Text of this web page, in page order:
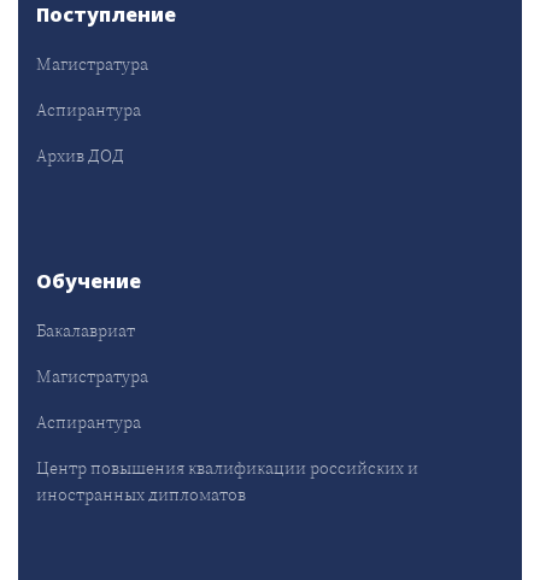
Поступление
Магистратура
Аспирантура
Архив ДОД
Обучение
Бакалавриат
Магистратура
Аспирантура
Центр повышения квалификации российских и
иностранных дипломатов